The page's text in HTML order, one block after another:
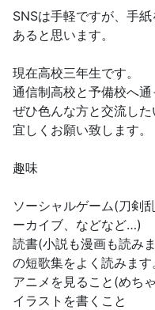
SNSは手軽ですが、手
あると思います。
現在高校三年生です。
通信制高校と予備校へ通
ぜひ色んな方と交流した
宜しくお願い致します。
趣味
ソーシャルゲーム(刀剣
ーカイブ、などなど…)
読書(小説も漫画も読み
の短歌集をよく読みます
アニメを見ること(めち
イラストを書くこと